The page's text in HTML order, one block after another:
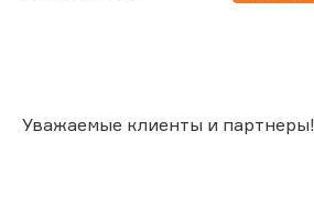
Уважаемые клиенты и партнеры!